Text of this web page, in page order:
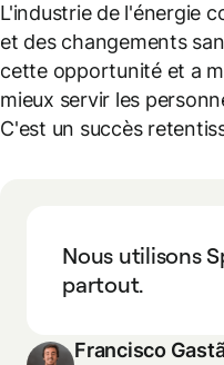
L'industrie de l'énergie
et des changements
cette opportunité et a
mieux servir les
C'est un succès
Nous utilisons
partout.
Francisco